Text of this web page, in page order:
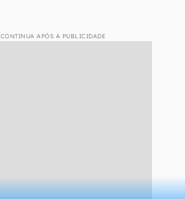
CONTINUA APÓS A PUBLICIDADE